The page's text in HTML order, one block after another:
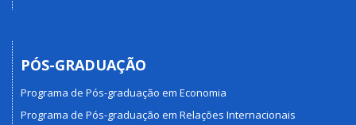
PÓS-GRADUAÇÃO
Programa de Pós-graduação em Economia
Programa de Pós-graduação em Relações Internacionais